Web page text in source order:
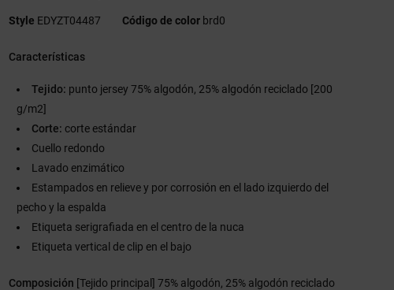
Style EDYZT04487 Código de color brd0
Características
Tejido: punto jersey 75% algodón, 25% algodón reciclado [200
g/m2]
Corte: corte estándar
Cuello redondo
Lavado enzimático
Estampados en relieve y por corrosión en el lado izquierdo del
pecho y la espalda
Etiqueta serigrafiada en el centro de la nuca
Etiqueta vertical de clip en el bajo
Composición [Tejido principal] 75% algodón, 25% algodón reciclado